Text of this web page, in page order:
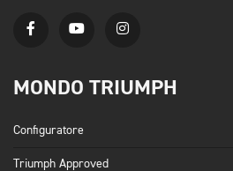
MONDO TRIUMPH
Configuratore
Triumph Approved